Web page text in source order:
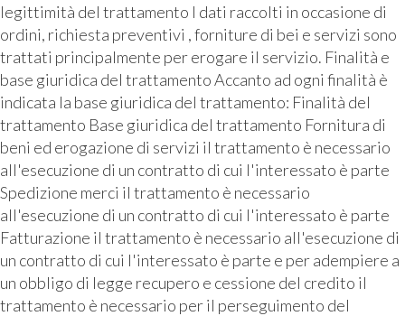
legittimità del trattamento I dati raccolti in occasione di
ordini, richiesta preventivi , forniture di bei e servizi sono
trattati principalmente per erogare il servizio. Finalità e
base giuridica del trattamento Accanto ad ogni finalità è
indicata la base giuridica del trattamento: Finalità del
trattamento Base giuridica del trattamento Fornitura di
beni ed erogazione di servizi il trattamento è necessario
all'esecuzione di un contratto di cui l'interessato è parte
Spedizione merci il trattamento è necessario
all'esecuzione di un contratto di cui l'interessato è parte
Fatturazione il trattamento è necessario all'esecuzione di
un contratto di cui l'interessato è parte e per adempiere a
un obbligo di legge recupero e cessione del credito il
trattamento è necessario per il perseguimento del